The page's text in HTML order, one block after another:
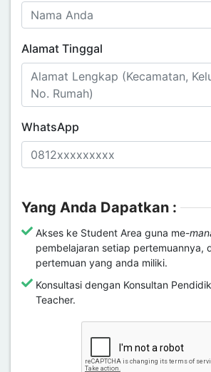
Alamat Tinggal
WhatsApp
Yang Anda Dapatkan :
Akses ke Student Area guna me-
pembelajaran setiap pertemuannya,
pertemuan yang anda miliki.
Konsultasi dengan Konsultan
Teacher.